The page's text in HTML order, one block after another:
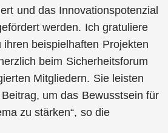
und das Innovationspotenzial
werden. Ich gratuliere
beispielhaften Projekten
beim Sicherheitsforum
Mitgliedern. Sie leisten
um das Bewusstsein für
zu stärken“, so die